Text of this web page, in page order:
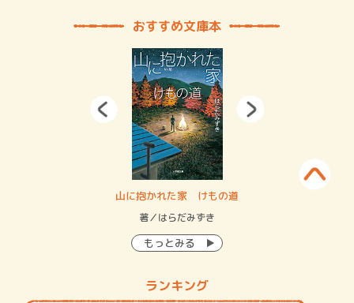
おすすめ文庫本
山に抱かれた家 けもの道
著／はらだみずき
もっとみる
ランキング